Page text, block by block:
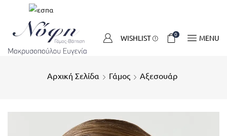
WISHLIST 0 MENU
Αρχική Σελίδα Γάμος Αξεσουάρ